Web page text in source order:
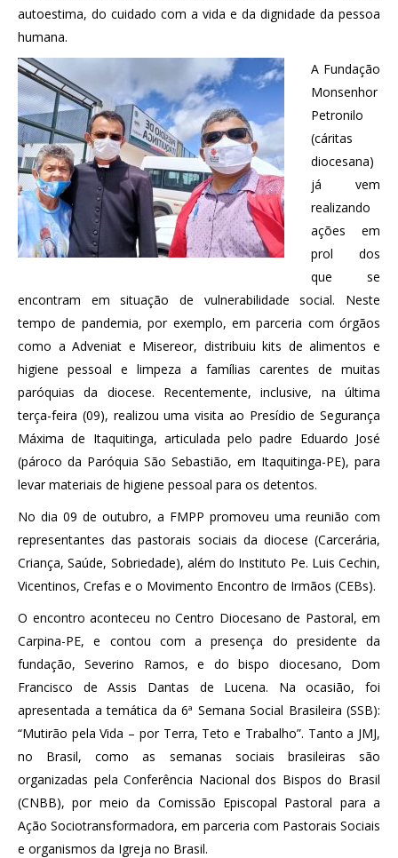
autoestima, do cuidado com a vida e da dignidade da pessoa
humana.
A Fundação
Monsenhor
Petronilo
(cáritas
diocesana)
já vem
realizando
ações em
prol dos
que se
encontram em situação de vulnerabilidade social. Neste
tempo de pandemia, por exemplo, em parceria com órgãos
como a Adveniat e Misereor, distribuiu kits de alimentos e
higiene pessoal e limpeza a famílias carentes de muitas
paróquias da diocese. Recentemente, inclusive, na última
terça-feira (09), realizou uma visita ao Presídio de Segurança
Máxima de Itaquitinga, articulada pelo padre Eduardo José
(pároco da Paróquia São Sebastião, em Itaquitinga-PE), para
levar materiais de higiene pessoal para os detentos.
No dia 09 de outubro, a FMPP promoveu uma reunião com
representantes das pastorais sociais da diocese (Carcerária,
Criança, Saúde, Sobriedade), além do Instituto Pe. Luis Cechin,
Vicentinos, Crefas e o Movimento Encontro de Irmãos (CEBs).
O encontro aconteceu no Centro Diocesano de Pastoral, em
Carpina-PE, e contou com a presença do presidente da
fundação, Severino Ramos, e do bispo diocesano, Dom
Francisco de Assis Dantas de Lucena. Na ocasião, foi
apresentada a temática da 6ª Semana Social Brasileira (SSB):
“Mutirão pela Vida – por Terra, Teto e Trabalho”. Tanto a JMJ,
no Brasil, como as semanas sociais brasileiras são
organizadas pela Conferência Nacional dos Bispos do Brasil
(CNBB), por meio da Comissão Episcopal Pastoral para a
Ação Sociotransformadora, em parceria com Pastorais Sociais
e organismos da Igreja no Brasil.